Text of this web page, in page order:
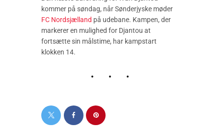
kommer på søndag, når Sønderjyske møder
FC Nordsjælland på udebane. Kampen, der
markerer en mulighed for Djantou at
fortsætte sin målstime, har kampstart
klokken 14.